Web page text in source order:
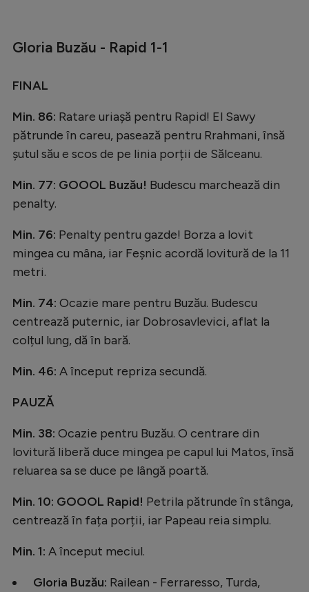
Gimnastică
Ciclism
Alte sporturi
JO 2024
Intră în cont
Creează cont
Gloria Buzău - Rapid 1-1
FINAL
Min. 86: Ratare uriașă pentru Rapid! El Sawy
pătrunde în careu, pasează pentru Rrahmani, însă
șutul său e scos de pe linia porții de Sălceanu.
Min. 77: GOOOL Buzău! Budescu marchează din
penalty.
Min. 76: Penalty pentru gazde! Borza a lovit
mingea cu mâna, iar Feșnic acordă lovitură de la 11
metri.
Min. 74: Ocazie mare pentru Buzău. Budescu
centrează puternic, iar Dobrosavlevici, aflat la
colțul lung, dă în bară.
Min. 46: A început repriza secundă.
PAUZĂ
Min. 38: Ocazie pentru Buzău. O centrare din
lovitură liberă duce mingea pe capul lui Matos, însă
reluarea sa se duce pe lângă poartă.
Min. 10: GOOOL Rapid! Petrila pătrunde în stânga,
centrează în fața porții, iar Papeau reia simplu.
Min. 1: A început meciul.
Gloria Buzău: Railean - Ferraresso, Turda,